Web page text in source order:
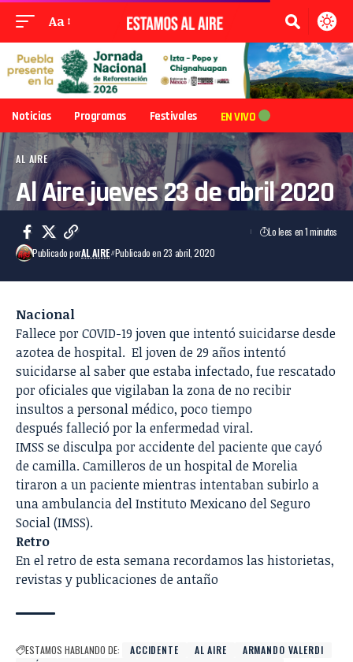
Aa
Noticias Programas Festivales EN VIVO
AL AIRE
Al Aire jueves 23 de abril 2020
Publicado porAL AIRE Publicado en 23 abril, 2020
Lo lees en 1 minutos
Nacional
Fallece por COVID-19 joven que intentó suicidarse desde
azotea de hospital. El joven de 29 años intentó
suicidarse al saber que estaba infectado, fue rescatado
por oficiales que vigilaban la zona de no recibir
insultos a personal médico, poco tiempo
después falleció por la enfermedad viral.
IMSS se disculpa por accidente del paciente que cayó
de camilla.Camilleros de un hospital de Morelia
tiraron a un paciente mientras intentaban subirlo a
una ambulancia del Instituto Mexicano del Seguro
Social (IMSS).
Retro
En el retro de esta semana recordamos las historietas,
revistas y publicaciones de antaño
ESTAMOS HABLANDO DE: ACCIDENTE AL AIRE
ARMANDO VALERDI